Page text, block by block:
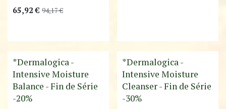
65,92 € 94,17€
Destockage
*Dermalogica -
Intensive Moisture
Balance - Fin de Série
-20%
Destockage
*Dermalogica -
Intensive Moisture
Cleanser - Fin de Série
-30%